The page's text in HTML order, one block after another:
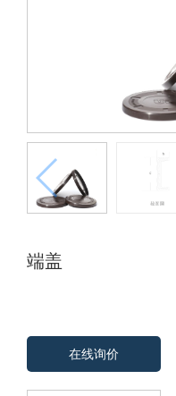
端盖
在线询价